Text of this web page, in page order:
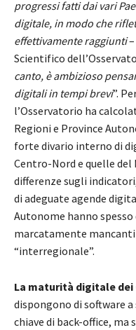
progressi fatti dai vari
digitale, in modo che
effettivamente raggiunti–
Scientifico
canto, è ambizioso
digitali in tempi brevi”.
l’Osservatorio ha
Regioni e Province
forte divario interno di
Centro-Nord e quelle
differenze sugli
di adeguate agende
Autonome hanno
marcatamente
“interregionale”.
La maturità digitale dei
dispongono di software
chiave di back-office,